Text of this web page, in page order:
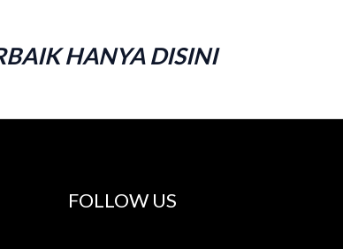
HANYA DISINI
FOLLOW US